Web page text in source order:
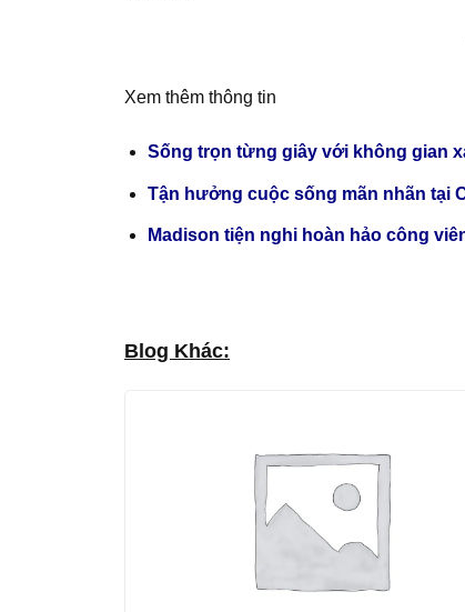
Xem thêm thông tin
Sống trọn từng giây với không gian
Tận hưởng cuộc sống mãn nhãn tại
Madison tiện nghi hoàn hảo công
Blog Khác: